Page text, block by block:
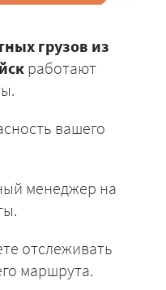
грузов из
работают
вашего
менеджер на
отслеживать
маршрута.